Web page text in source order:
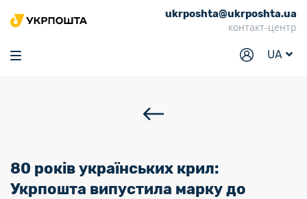
ukrposhta@ukrposhta.ua
контакт-центр
UA
Головна
Маркет
Відділення
80 років українських крил:
Укрпошта випустила марку до